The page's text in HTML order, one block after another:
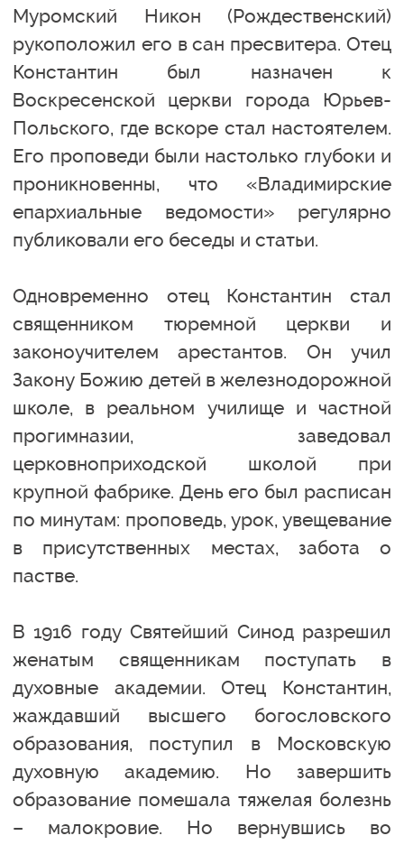
Муромский Никон (Рождественский)
рукоположил его в сан пресвитера. Отец
Константин был назначен к
Воскресенской церкви города Юрьев-
Польского, где вскоре стал настоятелем.
Его проповеди были настолько глубоки и
проникновенны, что «Владимирские
епархиальные ведомости» регулярно
публиковали его беседы и статьи.
Одновременно отец Константин стал
священником тюремной церкви и
законоучителем арестантов. Он учил
Закону Божию детей в железнодорожной
школе, в реальном училище и частной
прогимназии, заведовал
церковноприходской школой при
крупной фабрике. День его был расписан
по минутам: проповедь, урок, увещевание
в присутственных местах, забота о
пастве.
В 1916 году Святейший Синод разрешил
женатым священникам поступать в
духовные академии. Отец Константин,
жаждавший высшего богословского
образования, поступил в Московскую
духовную академию. Но завершить
образование помешала тяжелая болезнь
– малокровие. Но вернувшись во